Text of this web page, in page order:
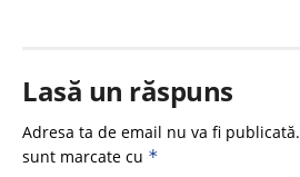
Lasă un răspuns
Adresa ta de email nu va fi publicată.
sunt marcate cu *